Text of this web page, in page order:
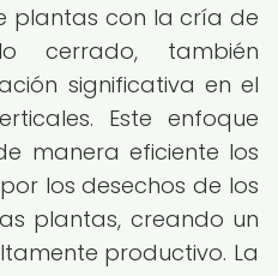
plantas con la cría de
cerrado, también
significativa en el
Este enfoque
manera eficiente los
los desechos de los
plantas, creando un
productivo. La